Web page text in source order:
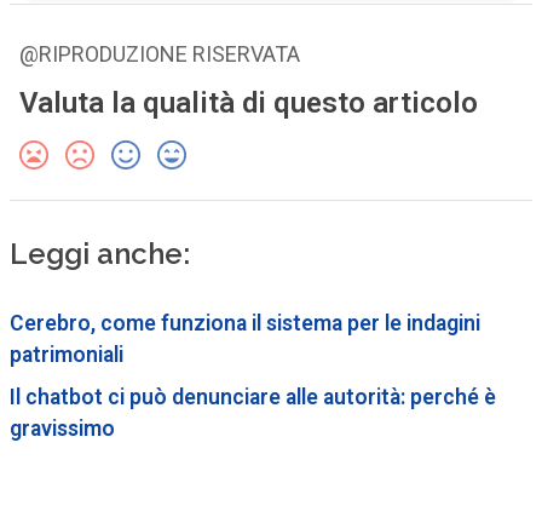
@RIPRODUZIONE RISERVATA
Valuta la qualità di questo articolo
Leggi anche:
Cerebro, come funziona il sistema per le indagini
patrimoniali
Il chatbot ci può denunciare alle autorità: perché è
gravissimo